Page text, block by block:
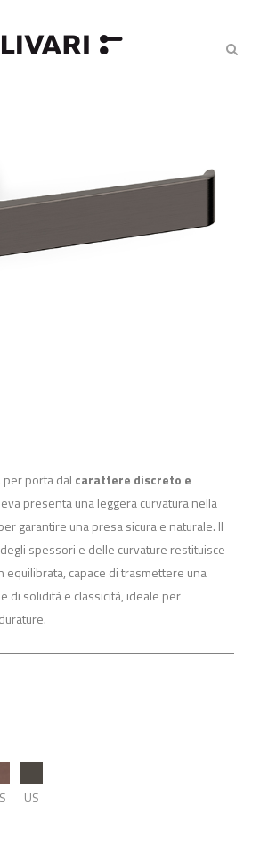
per porta dal carattere discreto e
presenta una leggera curvatura nella
garantire una presa sicura e naturale. Il
spessori e delle curvature restituisce
equilibrata, capace di trasmettere una
di solidità e classicità, ideale per
US